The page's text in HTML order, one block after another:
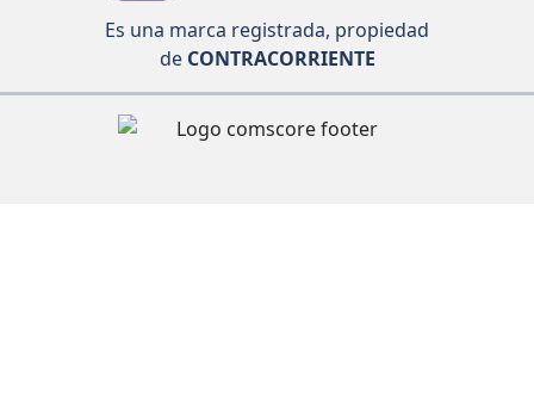
Es una marca registrada, propiedad
deCONTRACORRIENTE